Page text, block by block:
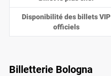
Disponibilité des billets VIP
officiels
Billetterie Bologna